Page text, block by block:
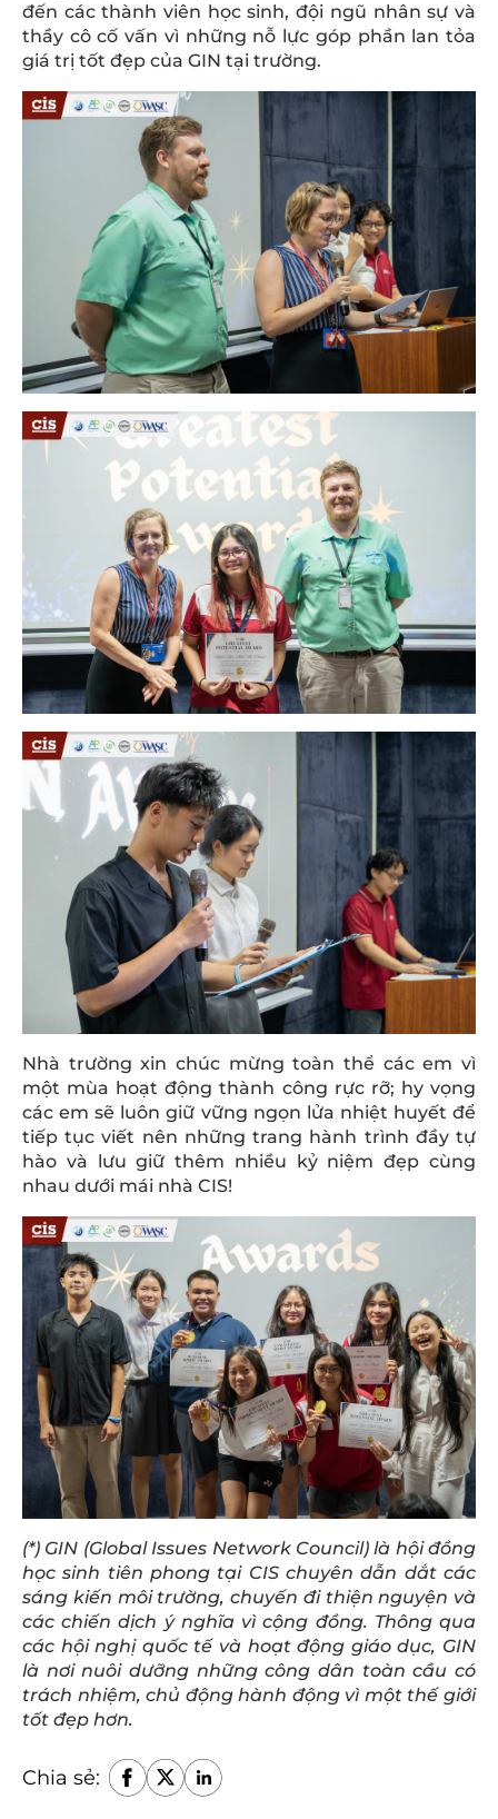
đến các thành viên học sinh, đội ngũ nhân sự và
thầy cô cố vấn vì những nỗ lực góp phần lan tỏa
giá trị tốt đẹp của GIN tại trường.
Nhà trường xin chúc mừng toàn thể các em vì
một mùa hoạt động thành công rực rỡ; hy vọng
các em sẽ luôn giữ vững ngọn lửa nhiệt huyết để
tiếp tục viết nên những trang hành trình đầy tự
hào và lưu giữ thêm nhiều kỷ niệm đẹp cùng
nhau dưới mái nhà CIS!
(*) GIN (Global Issues Network Council) là hội đồng
học sinh tiên phong tại CIS chuyên dẫn dắt các
sáng kiến môi trường, chuyến đi thiện nguyện và
các chiến dịch ý nghĩa vì cộng đồng. Thông qua
các hội nghị quốc tế và hoạt động giáo dục, GIN
là nơi nuôi dưỡng những công dân toàn cầu có
trách nhiệm, chủ động hành động vì một thế giới
tốt đẹp hơn.
Chia sẻ: